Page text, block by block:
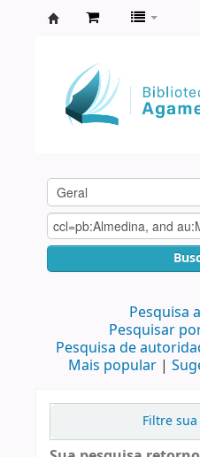
Agamenon
Magalhães
Pesquisa
Pesquisar
Pesquisa de
Mais popular
Filtre